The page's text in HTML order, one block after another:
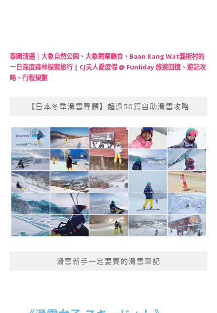
泰國清邁｜大象自然公園、大象觀察餵食、Baan Kang Wat藝術村的
一日深度森林探索旅行 | CJ夫人愛度假 @ Funliday 旅遊回憶、遊記攻
略、行程規劃
【日本冬季滑雪專題】超過50篇自助滑雪攻略
滑雪新手一定要買的滑雪筆記